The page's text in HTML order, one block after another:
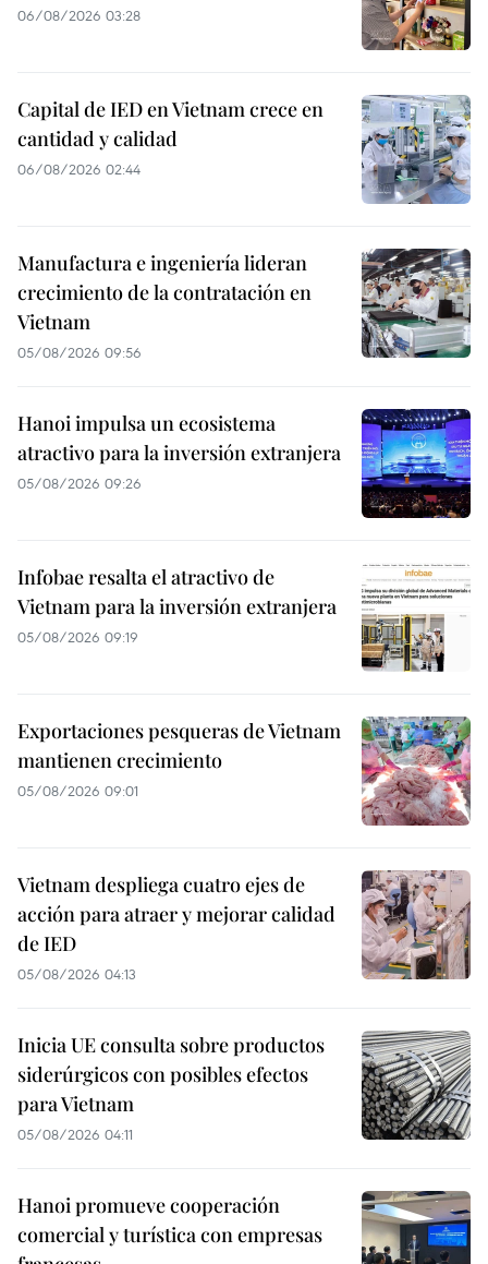
06/08/2026 03:28
Capital de IED en Vietnam crece en
cantidad y calidad
06/08/2026 02:44
Manufactura e ingeniería lideran
crecimiento de la contratación en
Vietnam
05/08/2026 09:56
Hanoi impulsa un ecosistema
atractivo para la inversión extranjera
05/08/2026 09:26
Infobae resalta el atractivo de
Vietnam para la inversión extranjera
05/08/2026 09:19
Exportaciones pesqueras de Vietnam
mantienen crecimiento
05/08/2026 09:01
Vietnam despliega cuatro ejes de
acción para atraer y mejorar calidad
de IED
05/08/2026 04:13
Inicia UE consulta sobre productos
siderúrgicos con posibles efectos
para Vietnam
05/08/2026 04:11
Hanoi promueve cooperación
comercial y turística con empresas